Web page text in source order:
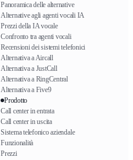
Panoramica delle alternative
Alternative agli agenti vocali IA
Prezzi della IA vocale
Confronto tra agenti vocali
Recensioni dei sistemi telefonici
Alternativa a Aircall
Alternativa a JustCall
Alternativa a RingCentral
Alternativa a Five9
Prodotto
Call center in entrata
Call center in uscita
Sistema telefonico aziendale
Funzionalità
Prezzi